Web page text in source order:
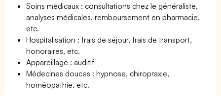
Soins médicaux : consultations chez le généraliste,
analyses médicales, remboursement en pharmacie,
etc.
Hospitalisation : frais de séjour, frais de transport,
honoraires, etc.
Appareillage : auditif
Médecines douces : hypnose, chiropraxie,
homéopathie, etc.